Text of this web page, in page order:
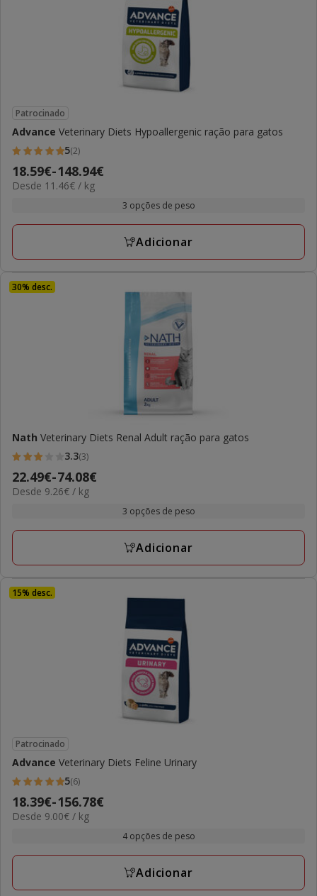
Patrocinado
Advance Veterinary Diets Hypoallergenic ração para gatos
5
estrelas
com
avaliações
5(2)
Preço
de
a
18.59€-148.94€
11.46€
Desde 11.46€ / kg
3 opções de peso
Adicionar
30% desc.
Nath Veterinary Diets Renal Adult ração para gatos
3.3
estrelas
com
avaliações
3.3(3)
Preço
de
a
22.49€-74.08€
9.26€
Desde 9.26€ / kg
3 opções de peso
Adicionar
15% desc.
Patrocinado
Advance Veterinary Diets Feline Urinary
5
estrelas
com
avaliações
5(6)
Preço
de
a
18.39€-156.78€
9.00€
Desde 9.00€ / kg
4 opções de peso
Adicionar